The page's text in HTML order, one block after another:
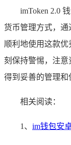
imToken 2.0
货币管理方式，通
顺利地使用这款
刻保持警惕，注
得到妥善的管理和
相关阅读：
1、 im钱包安